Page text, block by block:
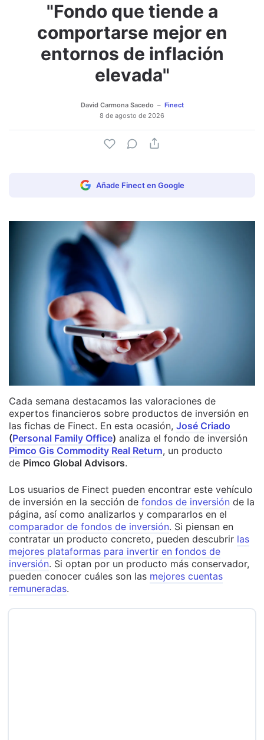
Adjuntar imagen Comentar
"Fondo que tiende a
comportarse mejor en
entornos de inflación
elevada"
David Carmona Sacedo
Finect
8 de agosto de 2026
Añade Finect en Google
Cada semana destacamos las valoraciones de
expertos financieros sobre productos de inversión en
las fichas de Finect. En esta ocasión, José Criado
(Personal Family Office) analiza el fondo de inversión
Pimco Gis Commodity Real Return, un producto
de Pimco Global Advisors.
Los usuarios de Finect pueden encontrar este vehículo
de inversión en la sección de fondos de inversión de la
página, así como analizarlos y compararlos en el
comparador de fondos de inversión. Si piensan en
contratar un producto concreto, pueden descubrir las
mejores plataformas para invertir en fondos de
inversión. Si optan por un producto más conservador,
pueden conocer cuáles son las mejores cuentas
remuneradas.